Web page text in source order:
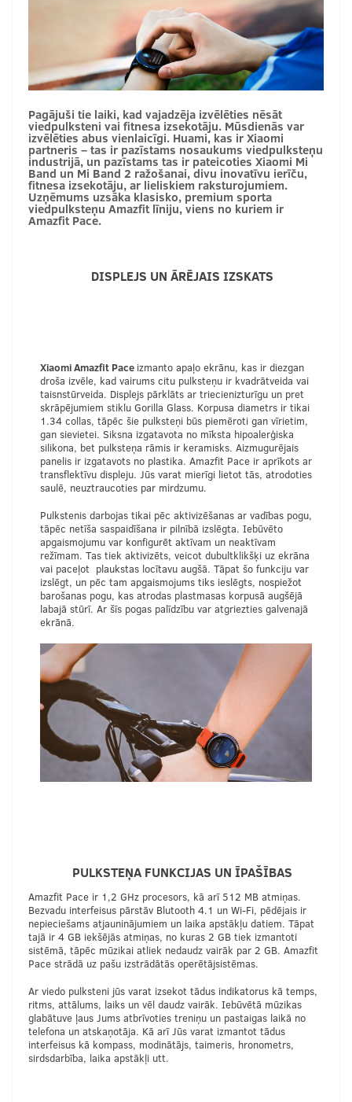
Pagājuši tie laiki, kad vajadzēja izvēlēties nēsāt
viedpulksteni vai fitnesa izsekotāju. Mūsdienās var
izvēlēties abus vienlaicīgi. Huami, kas ir Xiaomi
partneris – tas ir pazīstams nosaukums viedpulksteņu
industrijā, un pazīstams tas ir pateicoties Xiaomi Mi
Band un Mi Band 2 ražošanai, divu inovatīvu ierīču,
fitnesa izsekotāju, ar lieliskiem raksturojumiem.
Uzņēmums uzsāka klasisko, premium sporta
viedpulksteņu Amazfit līniju, viens no kuriem ir
Amazfit Pace.
DISPLEJS UN ĀRĒJAIS IZSKATS
Xiaomi Amazfit Pace izmanto apaļo ekrānu, kas ir diezgan
droša izvēle, kad vairums citu pulksteņu ir kvadrātveida vai
taisnstūrveida. Displejs pārklāts ar triecienizturīgu un pret
skrāpējumiem stiklu Gorilla Glass. Korpusa diametrs ir tikai
1.34 collas, tāpēc šie pulksteņi būs piemēroti gan vīrietim,
gan sievietei. Siksna izgatavota no mīksta hipoalerģiska
silikona, bet pulksteņa rāmis ir keramisks. Aizmugurējais
panelis ir izgatavots no plastika. Amazfit Pace ir aprīkots ar
transflektīvu displeju. Jūs varat mierīgi lietot tās, atrodoties
saulē, neuztraucoties par mirdzumu.
Pulkstenis darbojas tikai pēc aktivizēšanas ar vadības pogu,
tāpēc netīša saspaidīšana ir pilnībā izslēgta. Iebūvēto
apgaismojumu var konfigurēt aktīvam un neaktīvam
režīmam. Tas tiek aktivizēts, veicot dubultklikšķi uz ekrāna
vai paceļot plaukstas locītavu augšā. Tāpat šo funkciju var
izslēgt, un pēc tam apgaismojums tiks ieslēgts, nospiežot
barošanas pogu, kas atrodas plastmasas korpusā augšējā
labajā stūrī. Ar šīs pogas palīdzību var atgriezties galvenajā
ekrānā.
PULKSTEŅA FUNKCIJAS UN ĪPAŠĪBAS
Amazfit Pace ir 1,2 GHz procesors, kā arī 512 MB atmiņas.
Bezvadu interfeisus pārstāv Blutooth 4.1 un Wi-Fi, pēdējais ir
nepieciešams atjauninājumiem un laika apstākļu datiem. Tāpat
tajā ir 4 GB iekšējās atmiņas, no kuras 2 GB tiek izmantoti
sistēmā, tāpēc mūzikai atliek nedaudz vairāk par 2 GB. Amazfit
Pace strādā uz pašu izstrādātās operētājsistēmas.
Ar viedo pulksteni jūs varat izsekot tādus indikatorus kā temps,
ritms, attālums, laiks un vēl daudz vairāk. Iebūvētā mūzikas
glabātuve ļaus Jums atbrīvoties treniņu un pastaigas laikā no
telefona un atskaņotāja. Kā arī Jūs varat izmantot tādus
interfeisus kā kompass, modinātājs, taimeris, hronometrs,
sirdsdarbība, laika apstākļi utt.